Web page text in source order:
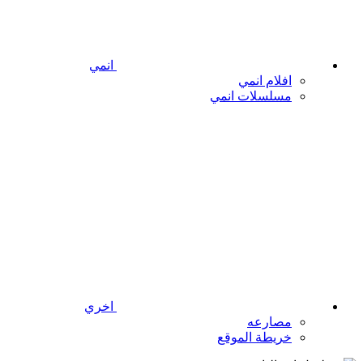
انمي
افلام انمي
مسلسلات انمي
اخري
مصارعه
خريطة الموقع